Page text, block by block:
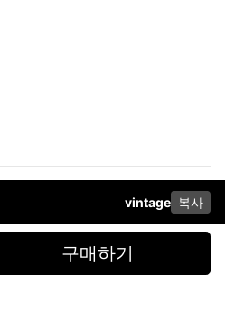
vintage 복사
구매하기
보 처리방침사업자 정보다운로드
페이스북